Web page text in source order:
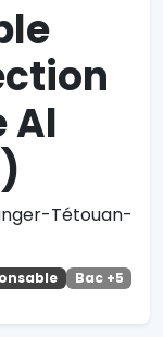
Al
Tétouan-
Bac +5